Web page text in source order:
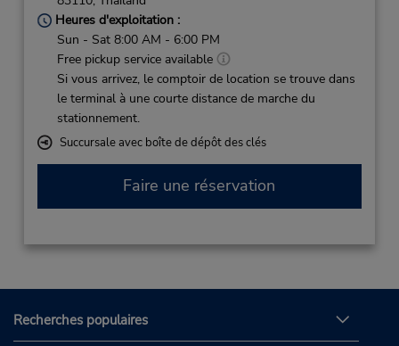
Heures d'exploitation :
Sun - Sat 8:00 AM - 6:00 PM
Free pickup service available
Si vous arrivez, le comptoir de location se trouve dans
le terminal à une courte distance de marche du
stationnement.
Succursale avec boîte de dépôt des clés
Faire une réservation
Recherches populaires